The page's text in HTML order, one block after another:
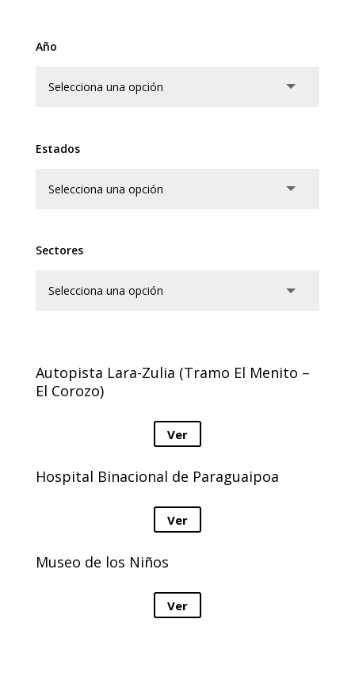
Año
Estados
Sectores
Autopista Lara-Zulia (Tramo El Menito –
El Corozo)
Ver
Hospital Binacional de Paraguaipoa
Ver
Museo de los Niños
Ver